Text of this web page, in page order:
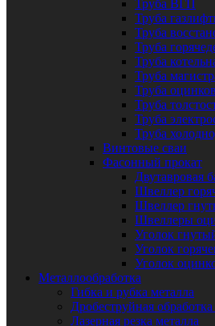
Труба ВГП
Труба
Труба
Труба
Труба
Труба
Труба
Труба
Труба
Труба
Винтовые сваи
Фасонный прокат
Двутавровая
Швеллер
Швеллер
Швеллеры
Уголок
Уголок
Уголок
Металлообработка
Гибка и рубка металла
Дробеструйная
Лазерная резка металла